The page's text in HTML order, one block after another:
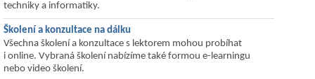
techniky a informatiky.
Školení a konzultace na dálku
Všechna školení a konzultace s lektorem mohou probíhat
i online. Vybraná školení nabízíme také formou e-learningu
nebo video školení.